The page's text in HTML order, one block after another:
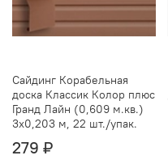
Сайдинг Корабельная
доска Классик Колор плюс
Гранд Лайн (0,609 м.кв.)
3х0,203 м, 22 шт./упак.
279 ₽